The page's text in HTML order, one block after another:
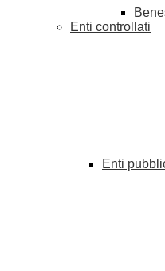
Enti controllati
Enti